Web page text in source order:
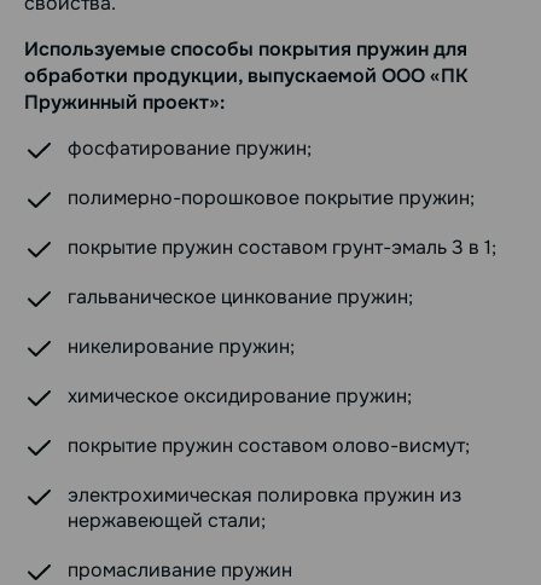
Используемые способы покрытия пружин для
обработки продукции, выпускаемой ООО «ПК
Пружинный проект»:
фосфатирование пружин;
полимерно-порошковое покрытие пружин;
покрытие пружин составом грунт-эмаль 3 в 1;
гальваническое цинкование пружин;
никелирование пружин;
химическое оксидирование пружин;
покрытие пружин составом олово-висмут;
электрохимическая полировка пружин из
нержавеющей стали;
промасливание пружин